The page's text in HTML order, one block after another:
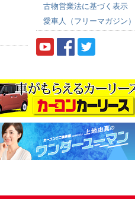
古物営業法に基づく表示
愛車人（フリーマガジン）